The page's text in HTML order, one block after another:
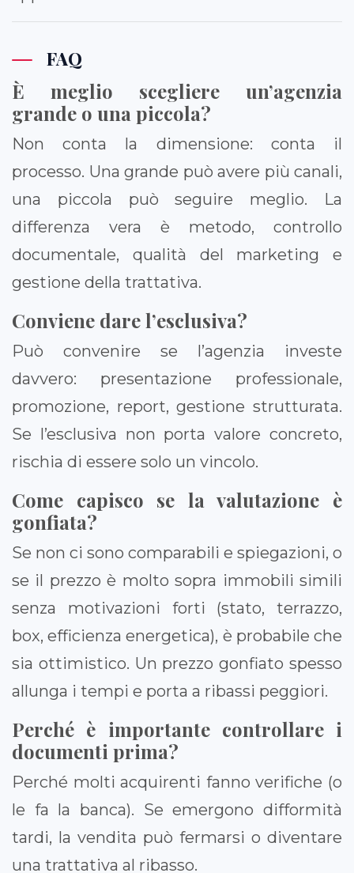
FAQ
È meglio scegliere un’agenzia
grande o una piccola?
Non conta la dimensione: conta il
processo. Una grande può avere più canali,
una piccola può seguire meglio. La
differenza vera è metodo, controllo
documentale, qualità del marketing e
gestione della trattativa.
Conviene dare l’esclusiva?
Può convenire se l’agenzia investe
davvero: presentazione professionale,
promozione, report, gestione strutturata.
Se l’esclusiva non porta valore concreto,
rischia di essere solo un vincolo.
Come capisco se la valutazione è
gonfiata?
Se non ci sono comparabili e spiegazioni, o
se il prezzo è molto sopra immobili simili
senza motivazioni forti (stato, terrazzo,
box, efficienza energetica), è probabile che
sia ottimistico. Un prezzo gonfiato spesso
allunga i tempi e porta a ribassi peggiori.
Perché è importante controllare i
documenti prima?
Perché molti acquirenti fanno verifiche (o
le fa la banca). Se emergono difformità
tardi, la vendita può fermarsi o diventare
una trattativa al ribasso.